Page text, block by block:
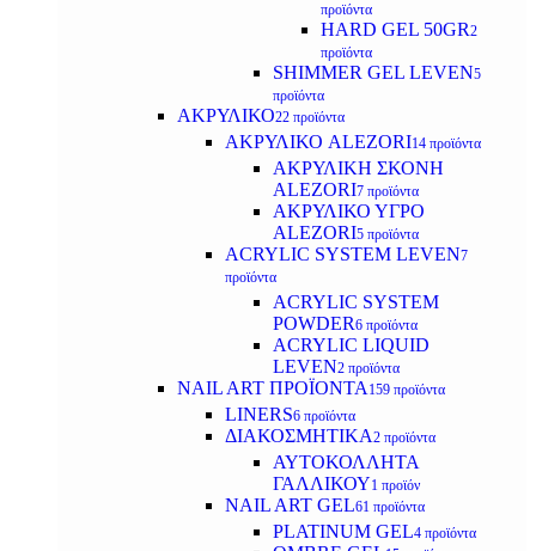
προϊόντα
HARD GEL 50GR2
προϊόντα
SHIMMER GEL LEVEN5
προϊόντα
ΑΚΡΥΛΙΚΟ22 προϊόντα
ΑΚΡΥΛΙΚΟ ALEZORI14 προϊόντα
ΑΚΡΥΛΙΚΗ ΣΚΟΝΗ
ALEZORI7 προϊόντα
ΑΚΡΥΛΙΚΟ ΥΓΡΟ
ALEZORI5 προϊόντα
ACRYLIC SYSTEM LEVEN7
προϊόντα
ACRYLIC SYSTEM
POWDER6 προϊόντα
ACRYLIC LIQUID
LEVEN2 προϊόντα
NAIL ART ΠΡΟΪΟΝΤΑ 159 προϊόντα
LINERS6 προϊόντα
ΔΙΑΚΟΣΜΗΤΙΚΑ2 προϊόντα
ΑΥΤΟΚΟΛΛΗΤΑ
ΓΑΛΛΙΚΟΥ1 προϊόν
NAIL ART GEL61 προϊόντα
PLATINUM GEL4 προϊόντα